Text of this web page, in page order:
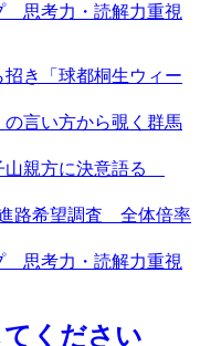
思考力・読解力重視
き「球都桐生ウィー
言い方から覗く群馬
親方に決意語る
進路希望調査 全体倍率
思考力・読解力重視